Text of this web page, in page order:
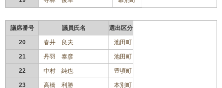
議席番号 議員氏名 選出区分
20 春井 良夫 池田町
21 丹羽 泰彦 池田町
22 中村 純也 豊頃町
23 高橋 利勝 本別町